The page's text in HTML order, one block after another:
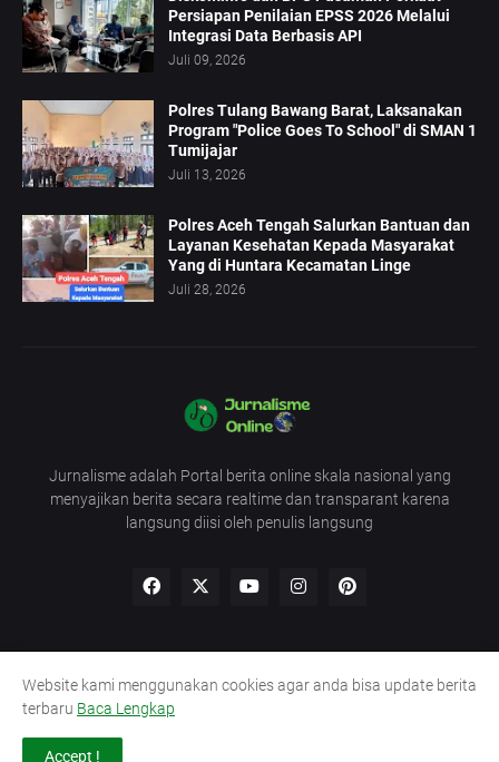
Persiapan Penilaian EPSS 2026 Melalui
Integrasi Data Berbasis API
Juli 09, 2026
Polres Tulang Bawang Barat, Laksanakan
Program "Police Goes To School" di SMAN 1
Tumijajar
Juli 13, 2026
Polres Aceh Tengah Salurkan Bantuan dan
Layanan Kesehatan Kepada Masyarakat
Yang di Huntara Kecamatan Linge
Juli 28, 2026
Jurnalisme adalah Portal berita online skala nasional yang
menyajikan berita secara realtime dan transparant karena
langsung diisi oleh penulis langsung
Redaksi UU Pers Pedoman
Kode Etik
Lowongan Wartawan
Website kami menggunakan cookies agar anda bisa update berita
terbaru Baca Lengkap
Accept !